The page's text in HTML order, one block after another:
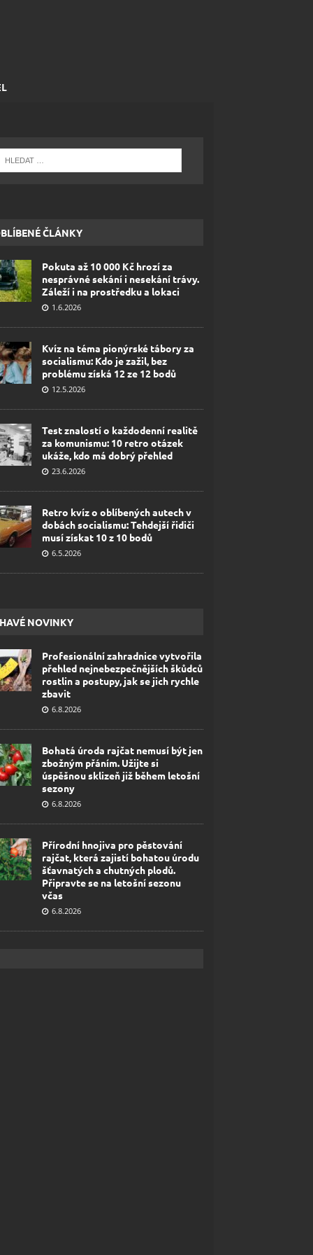
ČLÁNKY
Pokuta až 10 000 Kč hrozí za
nesprávné sekání i nesekání trávy.
Záleží i na prostředku a lokaci
1.6.2026
Kvíz na téma pionýrské tábory za
socialismu: Kdo je zažil, bez
problému získá 12 ze 12 bodů
12.5.2026
Test znalostí o každodenní realitě
za komunismu: 10 retro otázek
ukáže, kdo má dobrý přehled
23.6.2026
Retro kvíz o oblíbených autech v
dobách socialismu: Tehdejší řidiči
musí získat 10 z 10 bodů
6.5.2026
NOVINKY
Profesionální zahradnice vytvořila
přehled nejnebezpečnějších škůdců
rostlin a postupy, jak se jich rychle
zbavit
6.8.2026
Bohatá úroda rajčat nemusí být jen
zbožným přáním. Užijte si
úspěšnou sklizeň již během letošní
sezony
6.8.2026
Přírodní hnojiva pro pěstování
rajčat, která zajistí bohatou úrodu
šťavnatých a chutných plodů.
Připravte se na letošní sezonu
včas
6.8.2026